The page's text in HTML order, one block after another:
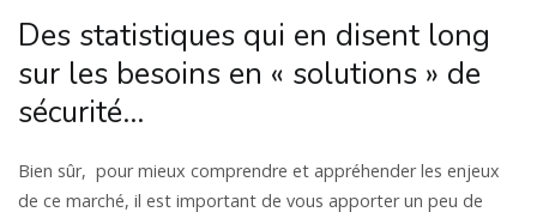
Des statistiques qui en disent long
sur les besoins en « solutions » de
sécurité…
Bien sûr, pour mieux comprendre et appréhender les enjeux
de ce marché, il est important de vous apporter un peu de